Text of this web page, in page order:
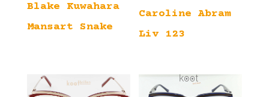
Blake Kuwahara
Mansart Snake
Caroline Abram
Liv 123